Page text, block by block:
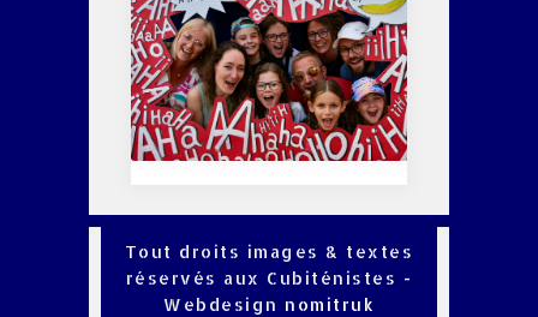
Tout droits images & textes
réservés aux Cubiténistes -
Webdesign nomitruk